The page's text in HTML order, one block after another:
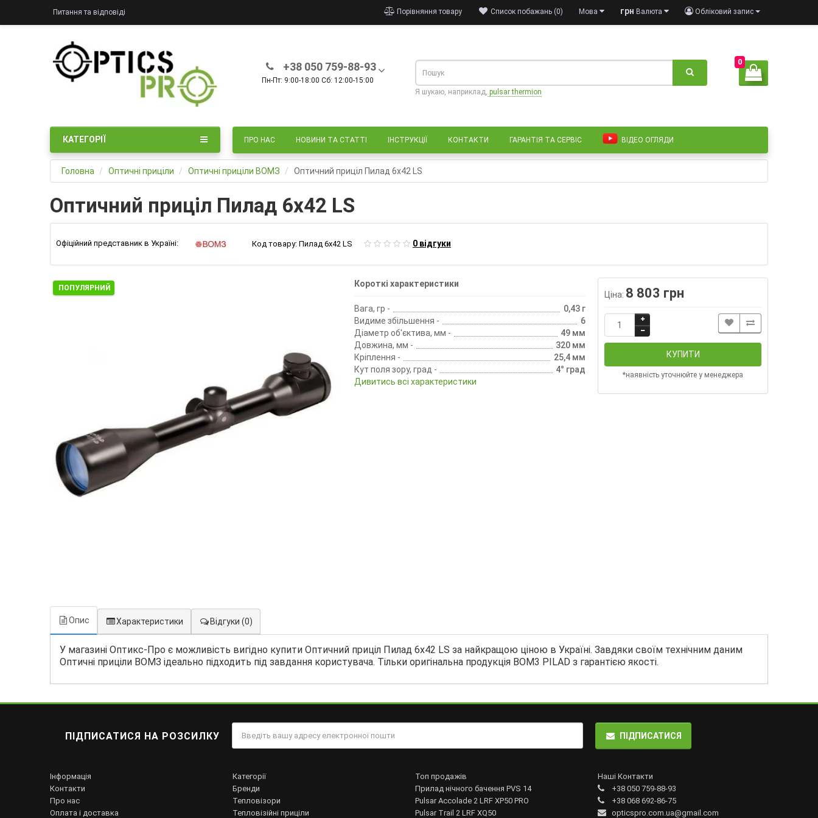
Питання та відповіді Обліковий запис
грн Валюта
Мова
Список побажань (0)
Порівняння товару
+38 050 759-88-93
Пн-Пт: 9:00-18:00 Сб: 12:00-15:00
0
Я шукаю, наприклад, pulsar thermion
ПРО НАС НОВИНИ ТА СТАТТІ ІНСТРУКЦІЇ КОНТАКТИ ГАРАНТІЯ ТА СЕРВІС ВІДЕО ОГЛЯДИ
КАТЕГОРІЇ
Головна Оптичні приціли Оптичні приціли ВОМЗ Оптичний приціл Пилад 6х42 LS
Оптичний приціл Пилад 6х42 LS
Офіційний представник в Україні: Код товару: Пилад 6х42 LS 0 відгуки
ПОПУЛЯРНИЙ Короткі характеристики
Вага, гр -
0,43 г
Видиме збільшення -
6
Діаметр об'єктива, мм -
49 мм
Довжина, мм -
320 мм
Кріплення -
25,4 мм
Кут поля зору, град -
4° град
Дивитись всі характеристики
Ціна: 8 803 грн
КУПИТИ
*наявність уточнюйте у менеджера
Опис Характеристики Відгуки (0)
У магазині Оптикс-Про є можливість вигідно купити Оптичний приціл Пилад 6х42 LS за найкращою ціною в Україні. Завдяки своїм технічним даним
Оптичні приціли ВОМЗ ідеально підходить під завдання користувача. Тільки оригінальна продукція ВОМ3 PILAD з гарантією якості.
ПІДПИСАТИСЯ НА РОЗСИЛКУ ПІДПИСАТИСЯ
Інформація
Контакти
Про нас
Оплата і доставка
Категорії
Бренди
Тепловізори
Тепловізійні приціли
Топ продажів
Прилад нічного бачення PVS 14
Pulsar Accolade 2 LRF XP50 PRO
Pulsar Trail 2 LRF XQ50
Наші Контакти
+38 050 759-88-93
+38 068 692-86-75
opticspro.com.ua@gmail.com